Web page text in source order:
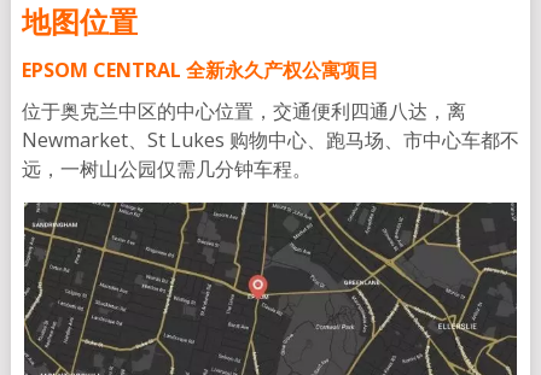
地图位置
EPSOM CENTRAL 全新永久产权公寓项目
位于奥克兰中区的中心位置，交通便利四通八达，离
Newmarket、St Lukes 购物中心、跑马场、市中心车都不
远，一树山公园仅需几分钟车程。